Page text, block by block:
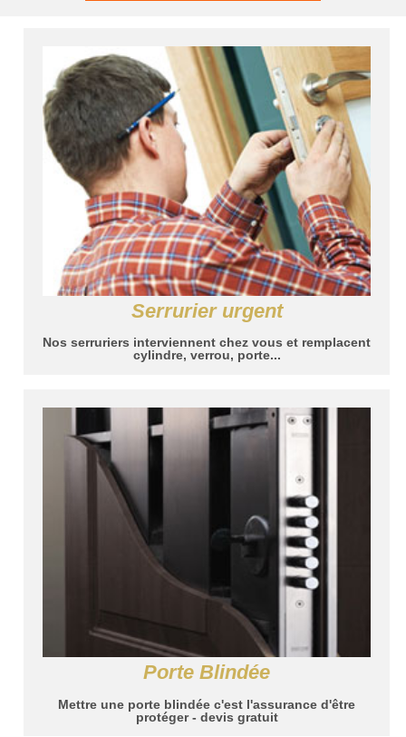
Serrurier urgent
Nos serruriers interviennent chez vous et remplacent
cylindre, verrou, porte...
Porte Blindée
Mettre une porte blindée c'est l'assurance d'être
protéger - devis gratuit